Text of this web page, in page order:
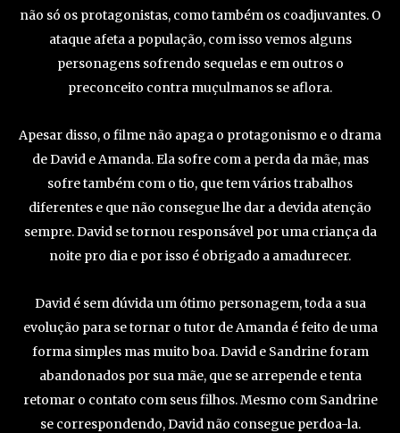
não só os protagonistas, como também os coadjuvantes. O
ataque afeta a população, com isso vemos alguns
personagens sofrendo sequelas e em outros o
preconceito contra muçulmanos se aflora.
Apesar disso, o filme não apaga o protagonismo e o drama
de David e Amanda. Ela sofre com a perda da mãe, mas
sofre também com o tio, que tem vários trabalhos
diferentes e que não consegue lhe dar a devida atenção
sempre. David se tornou responsável por uma criança da
noite pro dia e por isso é obrigado a amadurecer.
David é sem dúvida um ótimo personagem, toda a sua
evolução para se tornar o tutor de Amanda é feito de uma
forma simples mas muito boa. David e Sandrine foram
abandonados por sua mãe, que se arrepende e tenta
retomar o contato com seus filhos. Mesmo com Sandrine
se correspondendo, David não consegue perdoa-la.